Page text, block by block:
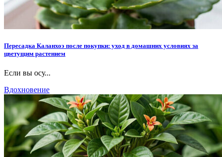
Пересадка Каланхоэ после покупки: уход в домашних условиях за
цветущим растением
Если вы осу...
Вдохновение